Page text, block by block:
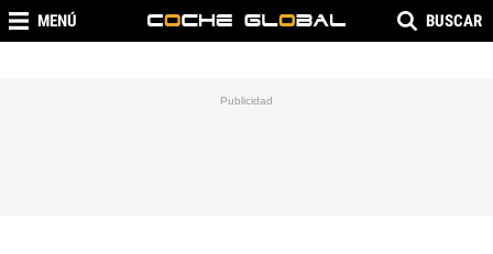
MENÚ BUSCAR